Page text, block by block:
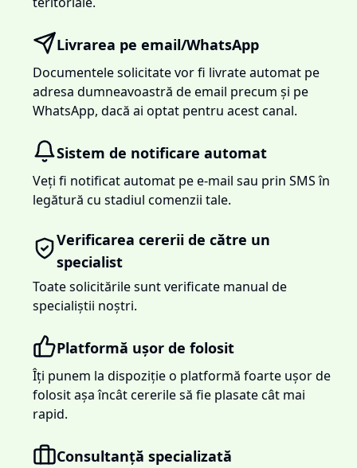
Livrarea pe email/WhatsApp
Documentele solicitate vor fi livrate automat pe
adresa dumneavoastră de email precum și pe
WhatsApp, dacă ai optat pentru acest canal.
Sistem de notificare automat
Veți fi notificat automat pe e-mail sau prin SMS în
legătură cu stadiul comenzii tale.
Verificarea cererii de către un
specialist
Toate solicitările sunt verificate manual de
specialiștii noștri.
Platformă ușor de folosit
Îți punem la dispoziție o platformă foarte ușor de
folosit așa încât cererile să fie plasate cât mai
rapid.
Consultanță specializată